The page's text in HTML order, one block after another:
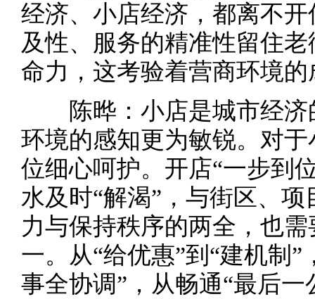
经济、小店经济，都离不
及性、服务的精准性留住
命力，这考验着营商环境的
陈晔：小店是城市经济
环境的感知更为敏锐。对
位细心呵护。开店“一步到
水及时“解渴”，与街区、
力与保持秩序的两全，也
一。从“给优惠”到“建机制
事全协调”，从畅通“最后